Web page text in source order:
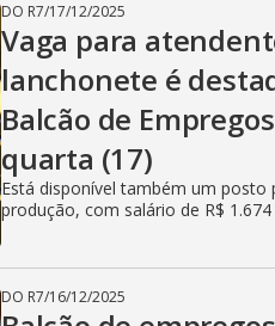
DO R7/17/12/2025
Vaga para
lanchonete é
Balcão de
quarta (17)
Está disponível também um posto
produção, com salário de R$ 1.674
DO R7/16/12/2025